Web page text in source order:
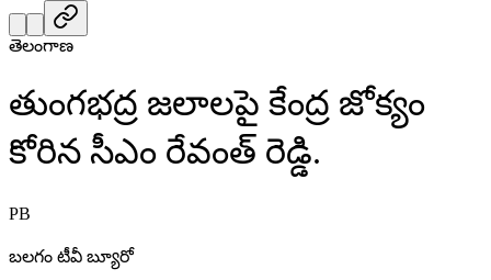
తెలంగాణ
తుంగభద్ర జలాలపై కేంద్ర జోక్యం
కోరిన సీఎం రేవంత్ రెడ్డి.
PB
బలగం టీవీ బ్యూరో